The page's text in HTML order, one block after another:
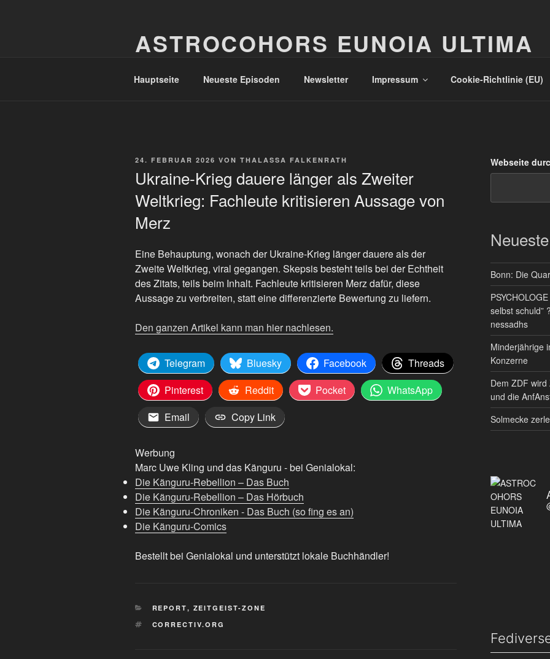
ASTROCOHORS EUNOIA ULTIMA
Hauptseite Neueste Episoden Newsletter Impressum Cookie-Richtlinie (EU)
VERÖFFENTLICHT
24. FEBRUAR 2026 VON THALASSA FALKENRATH
Ukraine-Krieg dauere länger als Zweiter
Weltkrieg: Fachleute kritisieren Aussage von
Merz
Eine Behauptung, wonach der Ukraine-Krieg länger dauere als der
Zweite Weltkrieg, viral gegangen. Skepsis besteht teils bei der Echtheit
des Zitats, teils beim Inhalt. Fachleute kritisieren Merz dafür, diese
Aussage zu verbreiten, statt eine differenzierte Bewertung zu liefern.
Den ganzen Artikel kann man hier nachlesen.
Telegram Bluesky Facebook
Threads
Pinterest
Reddit Pocket
WhatsApp
Email
Copy Link
Werbung
Marc Uwe Kling und das Känguru - bei Genialokal:
Die Känguru-Rebellion – Das Buch
Die Känguru-Rebellion – Das Hörbuch
Die Känguru-Chroniken - Das Buch (so fing es an)
Die Känguru-Comics
Bestellt bei Genialokal und unterstützt lokale Buchhändler!
KATEGORIEN
REPORT, ZEITGEIST-ZONE
SCHLAGWÖRTER
CORRECTIV.ORG
Webseite
Bonn: Die
selbst schuld”
nessadhs
Minderjährige
Konzerne
Dem ZDF
und die
Solmecke